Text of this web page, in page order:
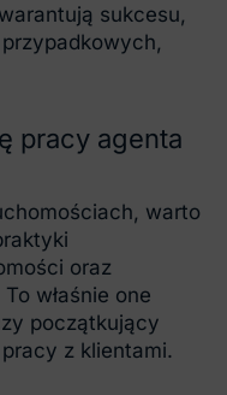
sukcesu,
pracy agenta
warto
oraz
właśnie one
początkujący
z klientami.